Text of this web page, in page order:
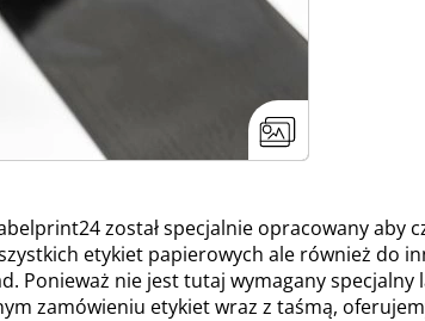
został specjalnie opracowany aby
etykiet papierowych ale również do
Ponieważ nie jest tutaj wymagany
zamówieniu etykiet wraz z taśmą,